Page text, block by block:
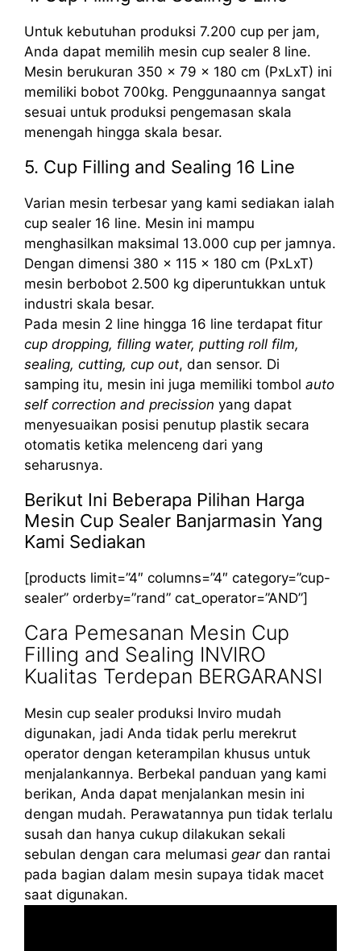
Untuk kebutuhan produksi 7.200 cup per jam,
Anda dapat memilih mesin cup sealer 8 line.
Mesin berukuran 350 x 79 x 180 cm (PxLxT) ini
memiliki bobot 700kg. Penggunaannya sangat
sesuai untuk produksi pengemasan skala
menengah hingga skala besar.
5. Cup Filling and Sealing 16 Line
Varian mesin terbesar yang kami sediakan ialah
cup sealer 16 line. Mesin ini mampu
menghasilkan maksimal 13.000 cup per jamnya.
Dengan dimensi 380 x 115 x 180 cm (PxLxT)
mesin berbobot 2.500 kg diperuntukkan untuk
industri skala besar.
Pada mesin 2 line hingga 16 line terdapat fitur
cup dropping, filling water, putting roll film,
sealing, cutting, cup out, dan sensor. Di
samping itu, mesin ini juga memiliki tombol auto
self correction and precission yang dapat
menyesuaikan posisi penutup plastik secara
otomatis ketika melenceng dari yang
seharusnya.
Berikut Ini Beberapa Pilihan Harga
Mesin Cup Sealer Banjarmasin Yang
Kami Sediakan
[products limit=”4″ columns=”4″ category=”cup-
sealer” orderby=”rand” cat_operator=”AND”]
Cara Pemesanan Mesin Cup
Filling and Sealing INVIRO
Kualitas Terdepan BERGARANSI
Mesin cup sealer produksi Inviro mudah
digunakan, jadi Anda tidak perlu merekrut
operator dengan keterampilan khusus untuk
menjalankannya. Berbekal panduan yang kami
berikan, Anda dapat menjalankan mesin ini
dengan mudah. Perawatannya pun tidak terlalu
susah dan hanya cukup dilakukan sekali
sebulan dengan cara melumasi geardan rantai
pada bagian dalam mesin supaya tidak macet
saat digunakan.